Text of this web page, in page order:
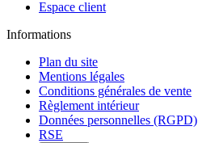
Espace client
Informations
Plan du site
Mentions légales
Conditions générales de vente
Règlement intérieur
Données personnelles (RGPD)
RSE